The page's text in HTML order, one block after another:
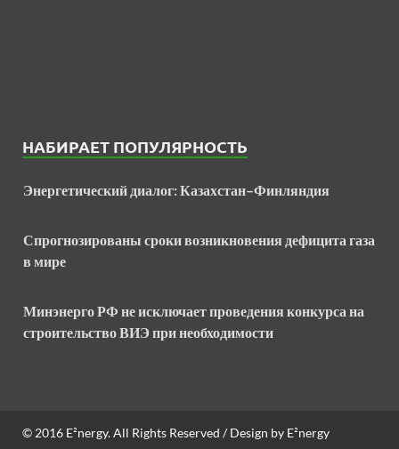
НАБИРАЕТ ПОПУЛЯРНОСТЬ
Энергетический диалог: Казахстан–Финляндия
Спрогнозированы сроки возникновения дефицита газа
в мире
Минэнерго РФ не исключает проведения конкурса на
строительство ВИЭ при необходимости
© 2016 E²nergy. All Rights Reserved / Design by E²nergy